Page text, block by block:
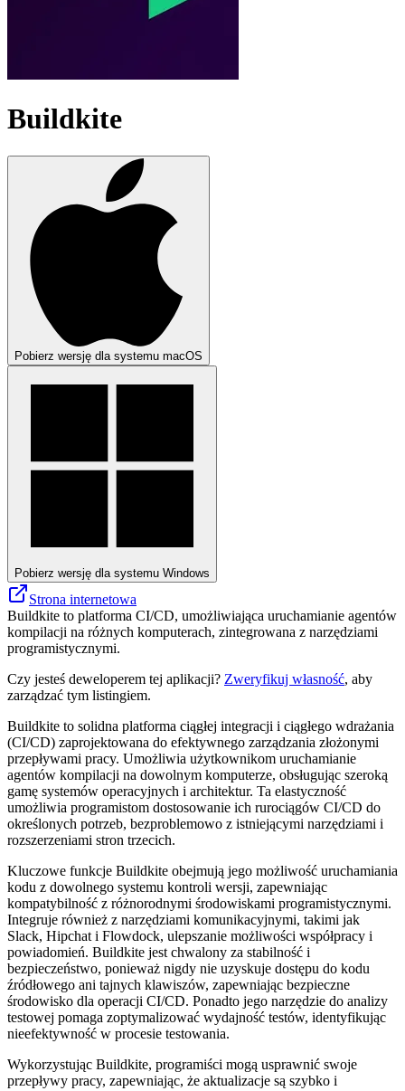
Buildkite
Pobierz wersję dla systemu macOS
Pobierz wersję dla systemu Windows
Strona internetowa
Buildkite to platforma CI/CD, umożliwiająca uruchamianie agentów
kompilacji na różnych komputerach, zintegrowana z narzędziami
programistycznymi.
Czy jesteś deweloperem tej aplikacji? Zweryfikuj własność, aby
zarządzać tym listingiem.
Buildkite to solidna platforma ciągłej integracji i ciągłego wdrażania
(CI/CD) zaprojektowana do efektywnego zarządzania złożonymi
przepływami pracy. Umożliwia użytkownikom uruchamianie
agentów kompilacji na dowolnym komputerze, obsługując szeroką
gamę systemów operacyjnych i architektur. Ta elastyczność
umożliwia programistom dostosowanie ich rurociągów CI/CD do
określonych potrzeb, bezproblemowo z istniejącymi narzędziami i
rozszerzeniami stron trzecich.
Kluczowe funkcje Buildkite obejmują jego możliwość uruchamiania
kodu z dowolnego systemu kontroli wersji, zapewniając
kompatybilność z różnorodnymi środowiskami programistycznymi.
Integruje również z narzędziami komunikacyjnymi, takimi jak
Slack, Hipchat i Flowdock, ulepszanie możliwości współpracy i
powiadomień. Buildkite jest chwalony za stabilność i
bezpieczeństwo, ponieważ nigdy nie uzyskuje dostępu do kodu
źródłowego ani tajnych klawiszów, zapewniając bezpieczne
środowisko dla operacji CI/CD. Ponadto jego narzędzie do analizy
testowej pomaga zoptymalizować wydajność testów, identyfikując
nieefektywność w procesie testowania.
Wykorzystując Buildkite, programiści mogą usprawnić swoje
przepływy pracy, zapewniając, że aktualizacje są szybko i